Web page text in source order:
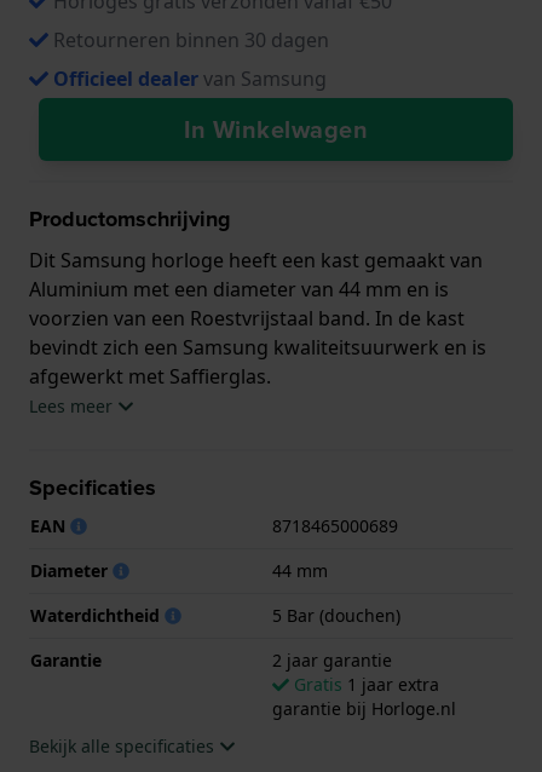
Retourneren binnen 30 dagen
Officieel dealervan Samsung
In Winkelwagen
Productomschrijving
Dit Samsung horloge heeft een kast gemaakt van
Aluminium met een diameter van 44 mm en is
voorzien van een Roestvrijstaal band. In de kast
bevindt zich een Samsung kwaliteitsuurwerk en is
afgewerkt met Saffierglas.
horloge geleverd met 2 jaar garantie.
Lees meer
Specificaties
EAN
8718465000689
Diameter
44 mm
Waterdichtheid
5 Bar (douchen)
Garantie
2 jaar garantie
Gratis 1 jaar extra
garantie bij Horloge.nl
Bekijk alle specificaties